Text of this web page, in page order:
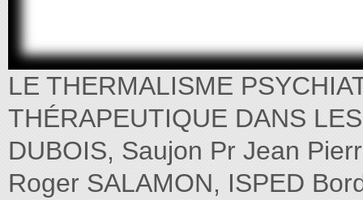
LE THERMALISME
THÉRAPEUTIQUE DANS
DUBOIS, Saujon Pr Jean
Roger SALAMON, ISPED